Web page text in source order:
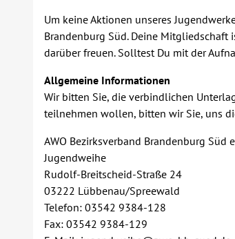
Um keine Aktionen unseres
Brandenburg Süd. Deine
darüber freuen. Solltest Du mit der
Allgemeine Informationen
Wir bitten Sie, die verbindlichen
teilnehmen wollen, bitten wir Sie, uns
AWO Bezirksverband Brandenburg Süd
Jugendweihe
Rudolf-Breitscheid-Straße 24
03222 Lübbenau/Spreewald
Telefon: 03542 9384-128
Fax: 03542 9384-129